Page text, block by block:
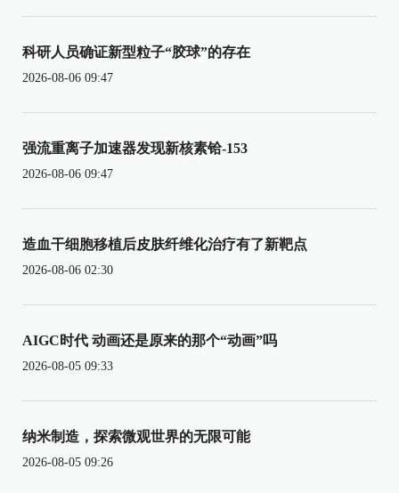
科研人员确证新型粒子“胶球”的存在
2026-08-06 09:47
强流重离子加速器发现新核素铪-153
2026-08-06 09:47
造血干细胞移植后皮肤纤维化治疗有了新靶点
2026-08-06 02:30
AIGC时代 动画还是原来的那个“动画”吗
2026-08-05 09:33
纳米制造，探索微观世界的无限可能
2026-08-05 09:26